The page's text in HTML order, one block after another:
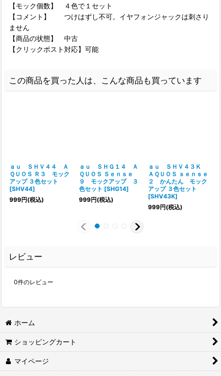
【モック個数】 ４色で１セット
【コメント】 つけはずし不可。イヤフォンジャックは刺さり
ません
【商品の状態】 中古
【クリックポスト対応】可能
この商品を買った人は、こんな商品も買っています
ａｕ ＳＨＶ４４ Ａ
ＱＵＯＳ Ｒ３ モック
アップ ３色セット
[SHV44]
999円(税込)
ａｕ ＳＨＧ１４ Ａ
ＱＵＯＳ Ｓｅｎｓｅ
９ モックアップ ３
色セット [SHG14]
999円(税込)
ａｕ ＳＨＶ４３Ｋ
ＡＱＵＯＳ ｓｅｎｓｅ
２ かんたん モック
アップ ３色セット
[SHV43K]
999円(税込)
レビュー
0件のレビュー
ホーム
ショッピングカート
マイページ